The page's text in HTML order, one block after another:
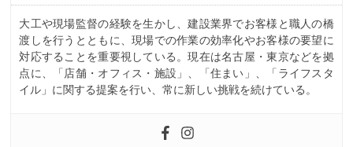
大工や現場監督の経験を生かし、建設業界でお客様と職人の橋
渡しを行うとともに、現場での作業の効率化やお客様の要望に
対応することを重要視している。現在は名古屋・東京などを拠
点に、「店舗・オフィス・施設」、「住まい」、「ライフスタ
イル」に関する提案を行い、常に新しい挑戦を続けている。